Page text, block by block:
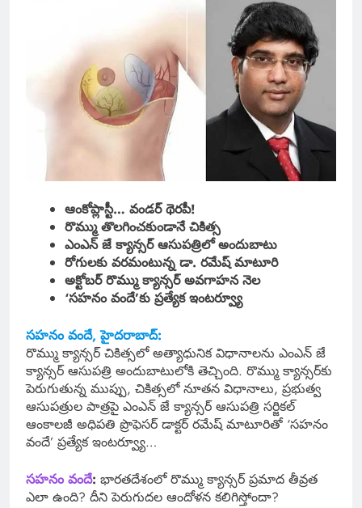
ఆంకోప్లాస్టీ… వండర్ థెరపీ!
రొమ్ము తొలగించకుండానే చికిత్స
ఎంఎన్ జే క్యాన్సర్ ఆసుపత్రిలో అందుబాటు
రోగులకు వరమంటున్న డా. రమేష్ మాటూరి
అక్టోబర్ రొమ్ము క్యాన్సర్ అవగాహన నెల
‘సహనం వందే’కు ప్రత్యేక ఇంటర్వ్యూ
సహనం వందే, హైదరాబాద్:
రొమ్ము క్యాన్సర్ చికిత్సలో అత్యాధునిక విధానాలను ఎంఎన్ జే
క్యాన్సర్‌ ఆసుపత్రి అందుబాటులోకి తెచ్చింది. రొమ్ము క్యాన్సర్‌కు
పెరుగుతున్న ముప్పు, చికిత్సలో నూతన విధానాలు, ప్రభుత్వ
ఆసుపత్రుల పాత్రపై ఎంఎన్ జే క్యాన్సర్ ఆసుపత్రి సర్జికల్
ఆంకాలజీ అధిపతి ప్రొఫెసర్ డాక్టర్ రమేష్‌ మాటూరితో ‘సహనం
వందే’ ప్రత్యేక ఇంటర్వ్యూ…
సహనం వందే: భారతదేశంలో రొమ్ము క్యాన్సర్ ప్రమాద తీవ్రత
ఎలా ఉంది? దీని పెరుగుదల ఆందోళన కలిగిస్తోందా?